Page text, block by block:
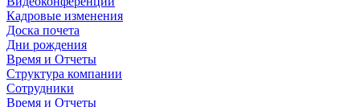
Кадровые изменения
Доска почета
Дни рождения
Время и Отчеты
Структура компании
Сотрудники
Время и Отчеты